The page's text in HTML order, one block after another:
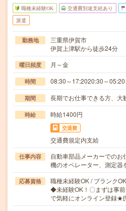
職種未経験OK 交通費別途支給あり
派遣
勤務地
三重県伊賀市
伊賀上津駅から徒歩24分
曜日頻度 月～金
時間 08:30～17:2020:30～05:20
期間 長期でお仕事できる方、大
時給 時給1400円
交通費
交通費規定内支給
仕事内容
自動車部品メーカーでのお
機のオペレーター、測定
応募資格
職種未経験OK / ブランク
◆未経験OK！〇まずは事
で気軽にオンライン登録★